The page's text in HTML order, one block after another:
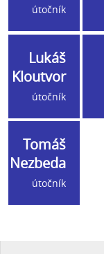
útočník
Lukáš
Kloutvor
útočník
Tomáš
Nezbeda
útočník